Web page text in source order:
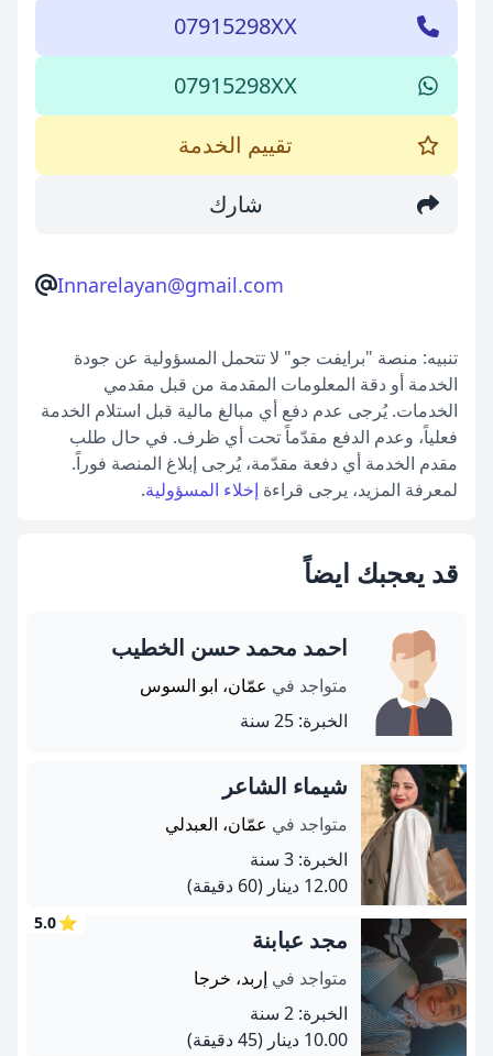
07915298XX
07915298XX
تقييم الخدمة
شارك
Innarelayan@gmail.com
تنبيه: منصة "برايفت جو" لا تتحمل المسؤولية عن جودة
الخدمة أو دقة المعلومات المقدمة من قبل مقدمي
الخدمات. يُرجى عدم دفع أي مبالغ مالية قبل استلام الخدمة
فعلياً، وعدم الدفع مقدّماً تحت أي ظرف. في حال طلب
مقدم الخدمة أي دفعة مقدّمة، يُرجى إبلاغ المنصة فوراً.
لمعرفة المزيد، يرجى قراءة إخلاء المسؤولية.
قد يعجبك ايضاً
احمد محمد حسن الخطيب
متواجد في عمّان، ابو السوس
الخبرة: 25 سنة
شيماء الشاعر
متواجد في عمّان، العبدلي
الخبرة: 3 سنة
12.00 دينار
(60 دقيقة)
⭐
5.0
مجد عبابنة
متواجد في إربد، خرجا
الخبرة: 2 سنة
10.00 دينار
(45 دقيقة)